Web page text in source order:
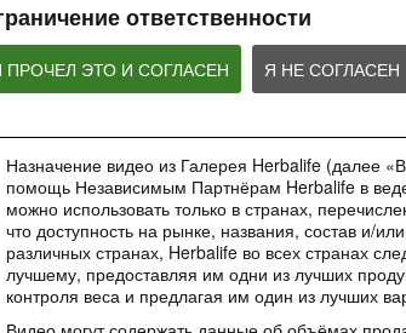
ответственности
ПРОЧЕЛ ЭТО И СОГЛАСЕН Я НЕ СОГЛАСЕН
Назначение видео из Галерея Herbalife (далее
помощь Независимым Партнёрам Herbalife в
можно использовать только в странах,
что доступность на рынке, названия, состав и/
различных странах, Herbalife во всех странах
лучшему, предоставляя им одни из лучших
контроля веса и предлагая им один из лучших
Антивозрастная сыворотка
ВЕБИНАРЫ
1:48:24
Вебинар «Галерея
Красоты как бизнес-
инструмент»
Практическое применение
уникального проекта в работе
HN
Вы